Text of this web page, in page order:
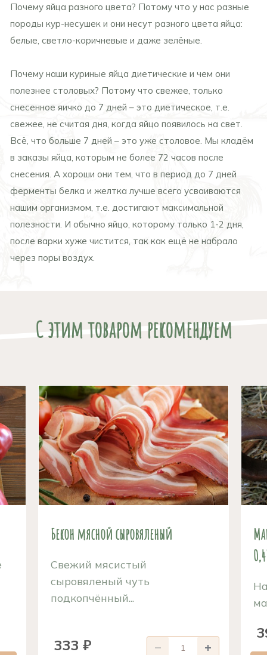
Почему яйца разного цвета? Потому что у нас разные
породы кур-несушек и они несут разного цвета яйца:
белые, светло-коричневые и даже зелёные.
Почему наши куриные яйца диетические и чем они
полезнее столовых? Потому что свежее, только
снесенное яичко до 7 дней – это диетическое, т.е.
свежее, не считая дня, когда яйцо появилось на свет.
Всё, что больше 7 дней – это уже столовое. Мы кладём
в заказы яйца, которым не более 72 часов после
снесения. А хороши они тем, что в период до 7 дней
ферменты белка и желтка лучше всего усваиваются
нашим организмом, т.е. достигают максимальной
полезности. И обычно яйцо, которому только 1-2 дня,
после варки хуже чистится, так как ещё не набрало
через поры воздух.
С этим товаром рекомендуем
Бекон мясной сыровяленый
Свежий мясистый
сыровяленый чуть
подкопчённый...
333 ₽